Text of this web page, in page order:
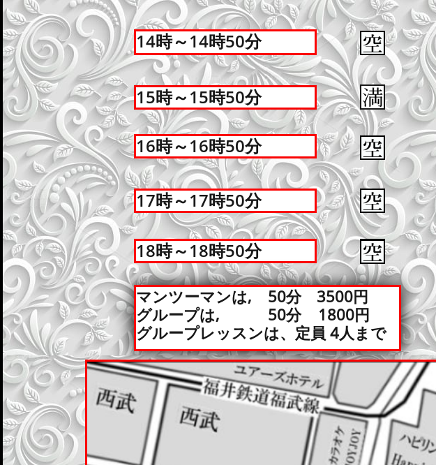
16時～16時50分
14時～14時50分
15時～15時50分
17時～17時50分
18時～18時50分
マンツーマンは, 50分 3500円
グループは, 50分 1800円
グループレッスンは、定員 4人まで